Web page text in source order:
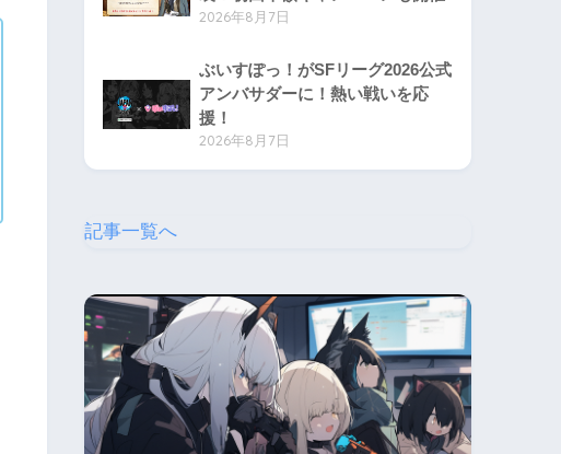
2026年8月7日
ぶいすぽっ！がSFリーグ2026公式
アンバサダーに！熱い戦いを応
援！
2026年8月7日
記事一覧へ